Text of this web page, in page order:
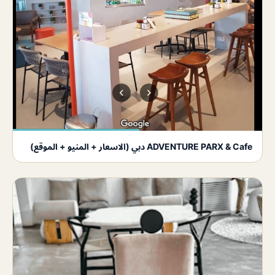
ADVENTURE PARX & Cafe دبي (الاسعار + المنيو + الموقع)